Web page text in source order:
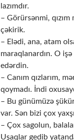
lazımdır.
– Görürsənmi,
çəkirik.
– Elədi, ana, atam
maraqlanardın. O
edərdin.
– Canım qızlarım,
qoymadı. İndi
– Bu günümüzə
var. Sən bizi çox
– Çox sagolun,
Uşaqlar gedib